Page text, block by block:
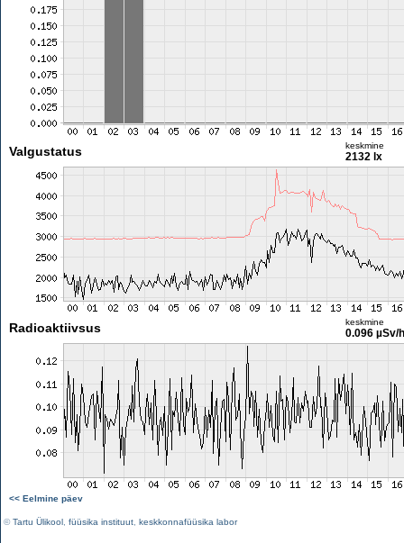
Valgustatus keskmine
2132 lx
Radioaktiivsus keskmine
0.096 µSv/h
<< Eelmine päev
©Tartu Ülikool füüsika instituut keskkonnafüüsika labor